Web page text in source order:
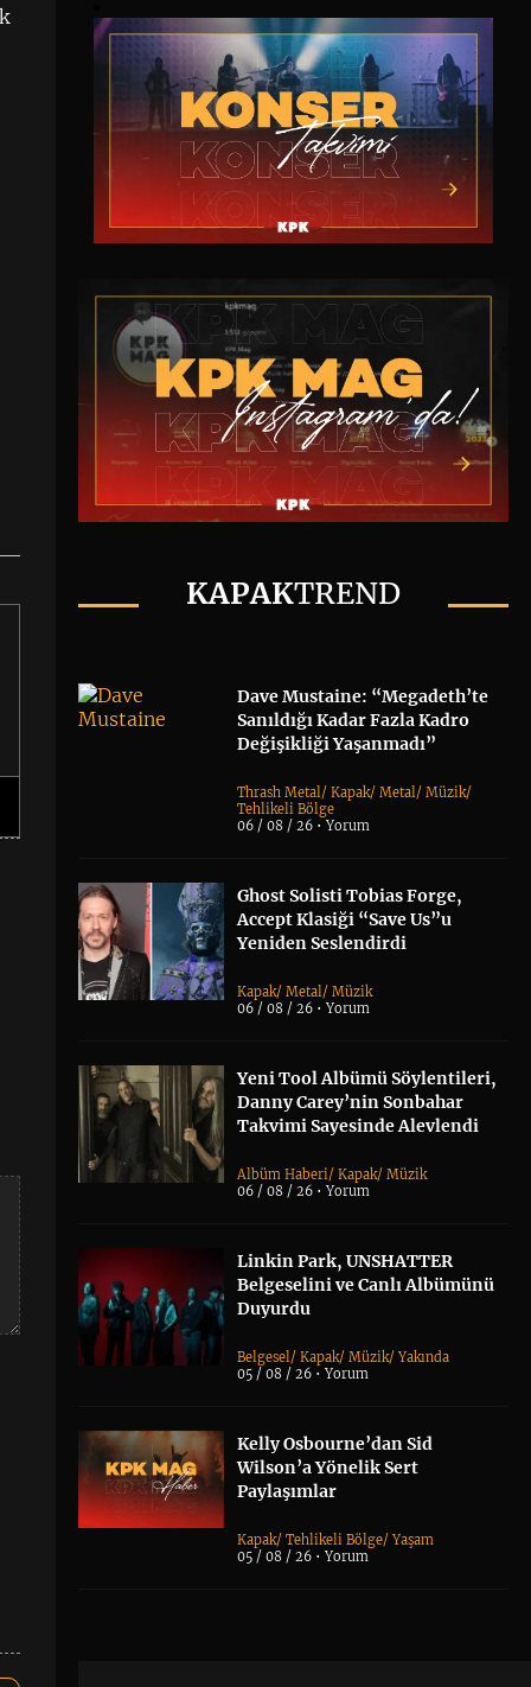
KAPAKTREND
Dave Mustaine: “Megadeth’te
Sanıldığı Kadar Fazla Kadro
Değişikliği Yaşanmadı”
Thrash Metal/Kapak/Metal/Müzik/
Tehlikeli Bölge
06 / 08 / 26 •Yorum
Ghost Solisti Tobias Forge,
Accept Klasiği “Save Us”u
Yeniden Seslendirdi
Kapak/Metal/Müzik
06 / 08 / 26 •Yorum
Yeni Tool Albümü Söylentileri,
Danny Carey’nin Sonbahar
Takvimi Sayesinde Alevlendi
Albüm Haberi/Kapak/Müzik
06 / 08 / 26 •Yorum
Linkin Park, UNSHATTER
Belgeselini ve Canlı Albümünü
Duyurdu
Belgesel/Kapak/Müzik/Yakında
05 / 08 / 26 •Yorum
Kelly Osbourne’dan Sid
Wilson’a Yönelik Sert
Paylaşımlar
Kapak/Tehlikeli Bölge/Yaşam
05 / 08 / 26 •Yorum